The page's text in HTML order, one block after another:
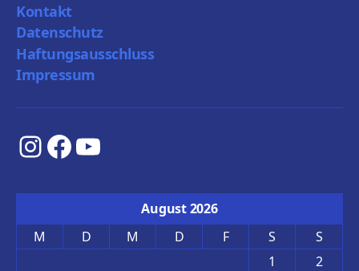
Kontakt
Datenschutz
Haftungsausschluss
Impressum
Instagram
Facebook
YouTube
August 2026
M
D M D F S
S
1
2